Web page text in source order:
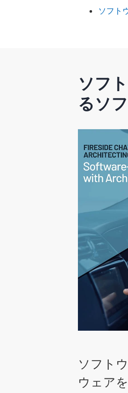
ソフト
ソフ
るソ
ソフト
ウェア